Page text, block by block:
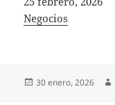
In relation to
Negocios
Publicado
30 enero, 2026